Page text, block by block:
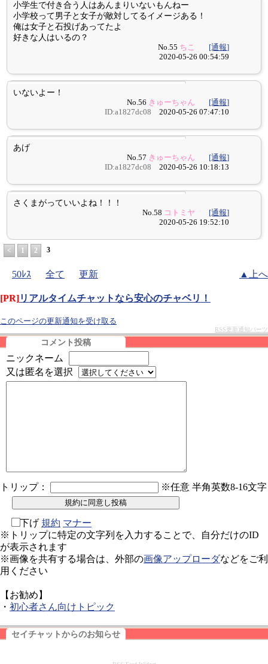
小学生で付き合う人はあんまりいないもんねー
小学校って男子と女子が敵対してるイメージある！
俺は女子と石投げあってたよ
好きな人はいるの？
No.55 ちこ
[通報]
2020-05-26 00:54:59
いないよー！
No.56 きゅーちゃん
[通報]
ID:a1827dc08 2020-05-26 07:47:10
あげ
No.57 きゅーちゃん
[通報]
ID:a1827dc08 2020-05-26 10:18:13
さくまがっていいよね！！！
No.58 コトミヤ
[通報]
2020-05-26 19:52:10
< 1 2 3
50ﾚｽ 全て 更新 ▲上へ
[PR]リアルタイムチャットなら安心のチャベリ！
このページの更新通知を受け取る
RSS更新通知パーツ
コメント投稿
ニックネーム
又は匿名を選択
トリップ： ※任意 半角英数8-16文字
下げ 規約 マナー
※トリップに特定の文字列を入力することで、自分だけのID
が表示されます
※画像を共有する場合は、外部の画像アップローダなどをご利
用ください
【お勧め】
・ 初心者さん向けトピック
セイチャットからのお知らせ